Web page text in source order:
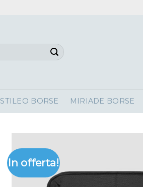
STILEO BORSE MIRIADE BORSE
In offerta!